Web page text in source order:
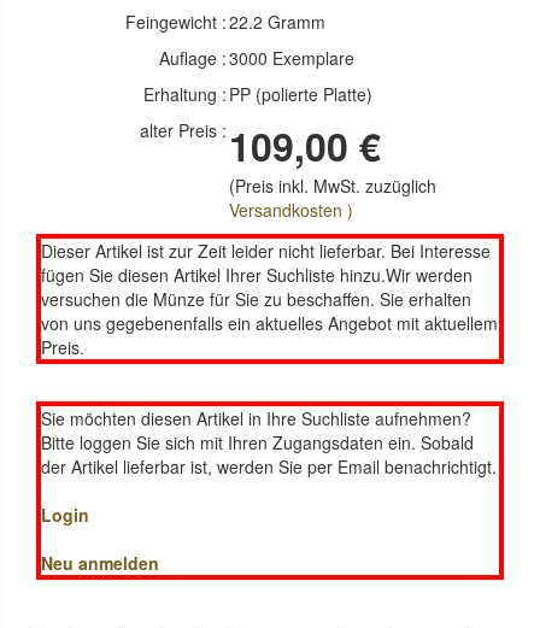
Feingewicht :22.2 Gramm
Auflage :3000 Exemplare
Erhaltung : PP (polierte Platte)
alter Preis : 109,00 €
(Preis inkl. MwSt. zuzüglich
Versandkosten )
Dieser Artikel ist zur Zeit leider nicht lieferbar. Bei Interesse
fügen Sie diesen Artikel Ihrer Suchliste hinzu.Wir werden
versuchen die Münze für Sie zu beschaffen. Sie erhalten
von uns gegebenenfalls ein aktuelles Angebot mit aktuellem
Preis.
Sie möchten diesen Artikel in Ihre Suchliste aufnehmen?
Bitte loggen Sie sich mit Ihren Zugangsdaten ein. Sobald
der Artikel lieferbar ist, werden Sie per Email benachrichtigt.
Login
Neu anmelden